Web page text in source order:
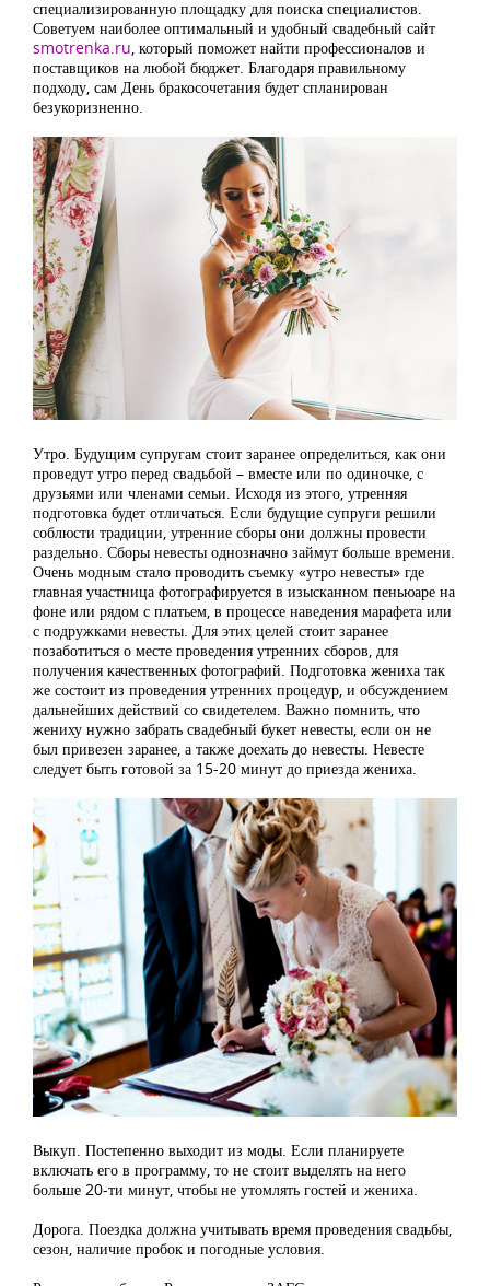
специализированную площадку для поиска специалистов.
Советуем наиболее оптимальный и удобный свадебный сайт
smotrenka.ru, который поможет найти профессионалов и
поставщиков на любой бюджет. Благодаря правильному
подходу, сам День бракосочетания будет спланирован
безукоризненно.
Утро. Будущим супругам стоит заранее определиться, как они
проведут утро перед свадьбой – вместе или по одиночке, с
друзьями или членами семьи. Исходя из этого, утренняя
подготовка будет отличаться. Если будущие супруги решили
соблюсти традиции, утренние сборы они должны провести
раздельно. Сборы невесты однозначно займут больше времени.
Очень модным стало проводить съемку «утро невесты» где
главная участница фотографируется в изысканном пеньюаре на
фоне или рядом с платьем, в процессе наведения марафета или
с подружками невесты. Для этих целей стоит заранее
позаботиться о месте проведения утренних сборов, для
получения качественных фотографий. Подготовка жениха так
же состоит из проведения утренних процедур, и обсуждением
дальнейших действий со свидетелем. Важно помнить, что
жениху нужно забрать свадебный букет невесты, если он не
был привезен заранее, а также доехать до невесты. Невесте
следует быть готовой за 15-20 минут до приезда жениха.
Выкуп. Постепенно выходит из моды. Если планируете
включать его в программу, то не стоит выделять на него
больше 20-ти минут, чтобы не утомлять гостей и жениха.
Дорога. Поездка должна учитывать время проведения свадьбы,
сезон, наличие пробок и погодные условия.